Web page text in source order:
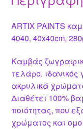
ARTIX PAINTS
4040, 40x40cm,
Καμβάς
τελάρο,
ακρυλικά
Διαθέτει 100%
ποιότητας, που
χρώματος και